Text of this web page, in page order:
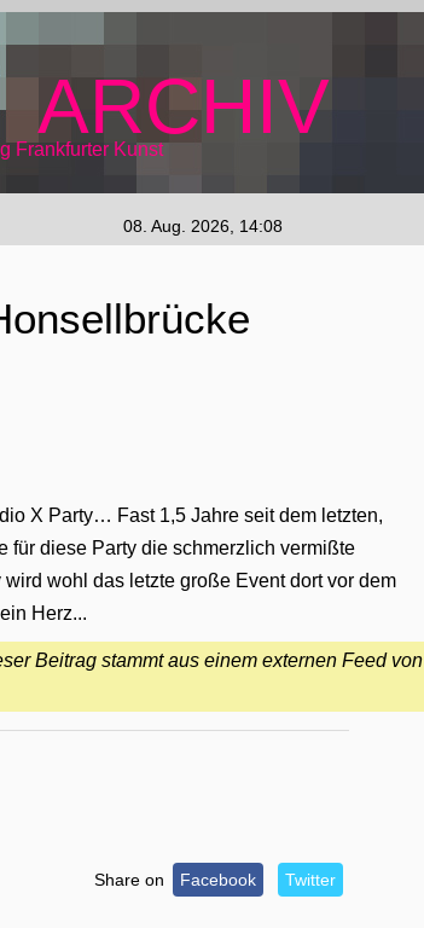
ARCHIV
Frankfurter Kunst
08. Aug. 2026, 14:08
X Party… Fast 1,5 Jahre seit dem letzten,
für diese Party die schmerzlich vermißte
wohl das letzte große Event dort vor dem
Herz...
Beitrag stammt aus einem externen Feed von
Share on Facebook Twitter